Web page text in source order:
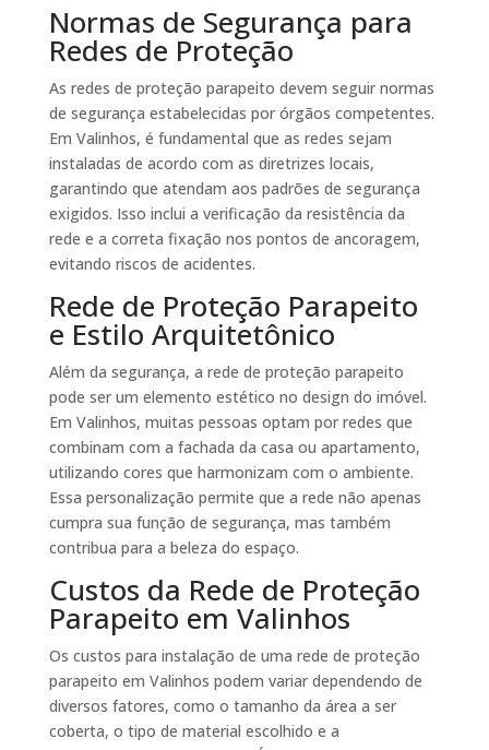
Normas de Segurança para
Redes de Proteção
As redes de proteção parapeito devem seguir normas
de segurança estabelecidas por órgãos competentes.
Em Valinhos, é fundamental que as redes sejam
instaladas de acordo com as diretrizes locais,
garantindo que atendam aos padrões de segurança
exigidos. Isso inclui a verificação da resistência da
rede e a correta fixação nos pontos de ancoragem,
evitando riscos de acidentes.
Rede de Proteção Parapeito
e Estilo Arquitetônico
Além da segurança, a rede de proteção parapeito
pode ser um elemento estético no design do imóvel.
Em Valinhos, muitas pessoas optam por redes que
combinam com a fachada da casa ou apartamento,
utilizando cores que harmonizam com o ambiente.
Essa personalização permite que a rede não apenas
cumpra sua função de segurança, mas também
contribua para a beleza do espaço.
Custos da Rede de Proteção
Parapeito em Valinhos
Os custos para instalação de uma rede de proteção
parapeito em Valinhos podem variar dependendo de
diversos fatores, como o tamanho da área a ser
coberta, o tipo de material escolhido e a